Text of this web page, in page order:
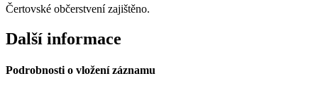
Čertovské občerstvení zajištěno.
Další informace
Podrobnosti o vložení záznamu